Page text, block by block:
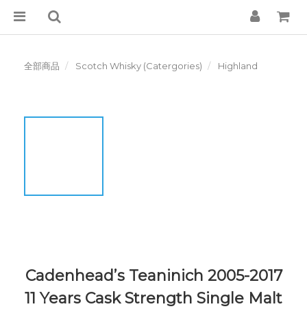
全部商品 Scotch Whisky (Catergories) Highland
Cadenhead’s Teaninich 2005-2017
11 Years Cask Strength Single Malt